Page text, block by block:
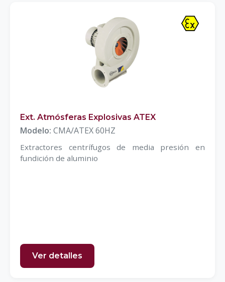
Ext. Atmósferas Explosivas ATEX
Modelo: CMA/ATEX 60HZ
Extractores centrífugos de media presión en
fundición de aluminio
Ver detalles